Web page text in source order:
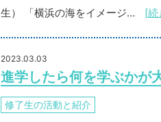
生） 「横浜の海をイメージ…
[続
2023.03.03
進学したら何を学ぶかが
修了生の活動と紹介